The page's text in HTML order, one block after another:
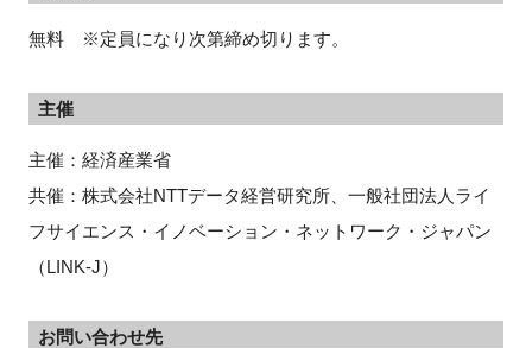
無料 ※定員になり次第締め切ります。
主催
主催：経済産業省
共催：株式会社NTTデータ経営研究所、一般社団法人ライ
フサイエンス・イノベーション・ネットワーク・ジャパン
（LINK-J）
お問い合わせ先